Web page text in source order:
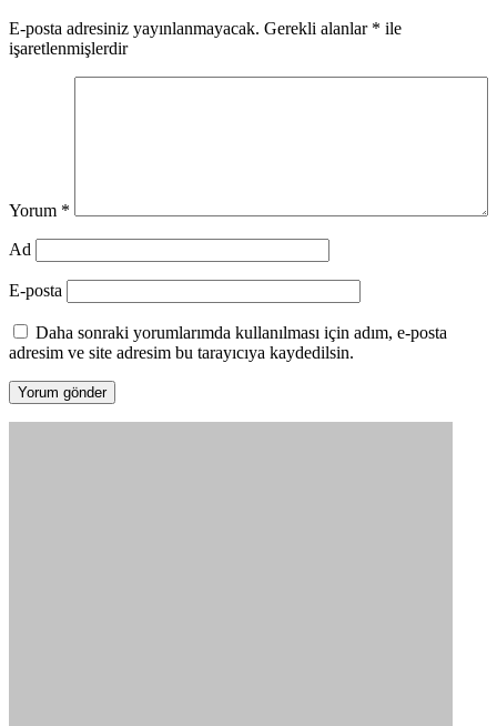
E-posta adresiniz yayınlanmayacak. Gerekli alanlar * ile
işaretlenmişlerdir
Yorum *
Ad
E-posta
Daha sonraki yorumlarımda kullanılması için adım, e-posta
adresim ve site adresim bu tarayıcıya kaydedilsin.